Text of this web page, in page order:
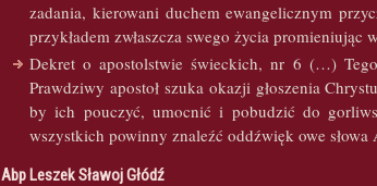
zadania, kierowani duchem ewangelicznym
przykładem zwłaszcza swego życia
Dekret o apostolstwie świeckich, nr 6 (…)
Prawdziwy apostoł szuka okazji głoszenia
by ich pouczyć, umocnić i pobudzić do
wszystkich powinny znaleźć oddźwięk owe
Abp Leszek Sławoj Głódź